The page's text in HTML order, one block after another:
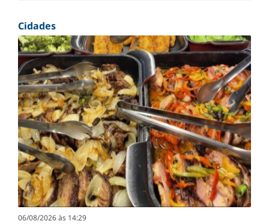
Cidades
06/08/2026 às 14:29